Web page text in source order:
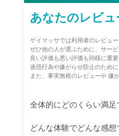
あなたのレビュ
ゲイマッサでは利用者のレビュ
ぜひ他の人が選ぶために、サー
良い評価も悪い評価も同様に重
迷惑行為や嫌がらせ防止のため
また、事実無根のレビューや 嫌
全体的にどのくらい満足
どんな体験でどんな感想